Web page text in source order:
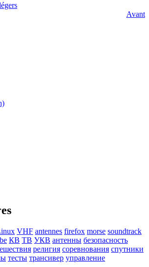
Avant
VHF antennes firefox morse soundtrack
КВ ТВ УКВ антенны безопасность
религия соревнования спутники
тесты трансивер управление